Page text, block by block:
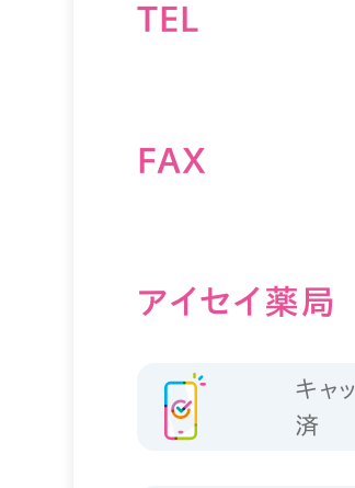
TEL
FAX
アイセイ薬
キャ
済